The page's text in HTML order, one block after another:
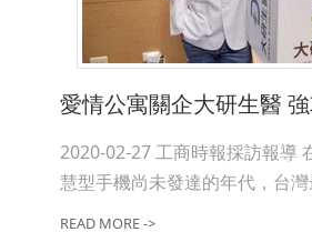
2020-02-27 工商時報採訪報導
慧型手機尚未發達的年代，台
READ MORE ->